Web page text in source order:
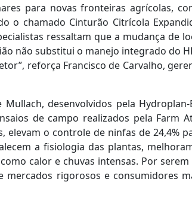
para novas fronteiras agrícolas,
o chamado Cinturão Citrícola
ressaltam que a mudança de
não substitui o manejo integrado do
reforça Francisco de Carvalho,
desenvolvidos pela Hydroplan-
de campo realizados pela Farm
elevam o controle de ninfas de 24,4%
a fisiologia das plantas,
calor e chuvas intensas. Por serem
mercados rigorosos e consumidores